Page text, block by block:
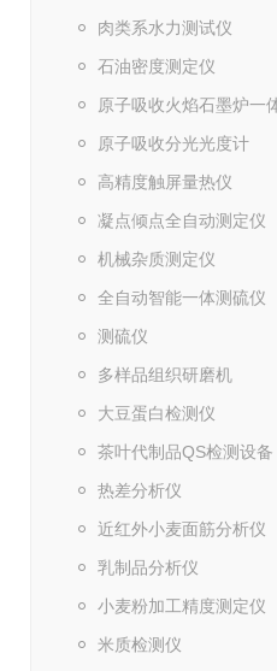
肉类系水力测试仪
石油密度测定仪
原子吸收火焰石墨炉一
原子吸收分光光度计
高精度触屏量热仪
凝点倾点全自动测定仪
机械杂质测定仪
全自动智能一体测硫仪
测硫仪
多样品组织研磨机
大豆蛋白检测仪
茶叶代制品QS检测设备
热差分析仪
近红外小麦面筋分析仪
乳制品分析仪
小麦粉加工精度测定仪
米质检测仪